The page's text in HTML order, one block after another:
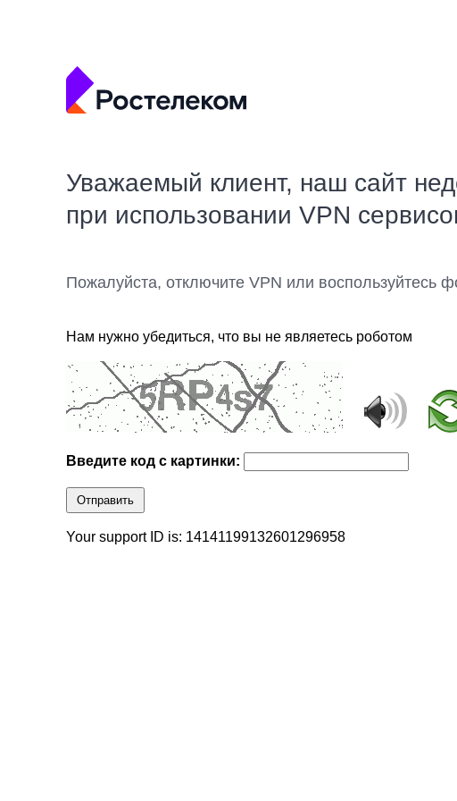
Уважаемый клиент, наш сайт
при использовании VPN
Пожалуйста, отключите VPN или воспользуйтесь
Нам нужно убедиться, что вы не являетесь роботом
Введите код с картинки:
Отправить
Your support ID is: 14141199132601296958